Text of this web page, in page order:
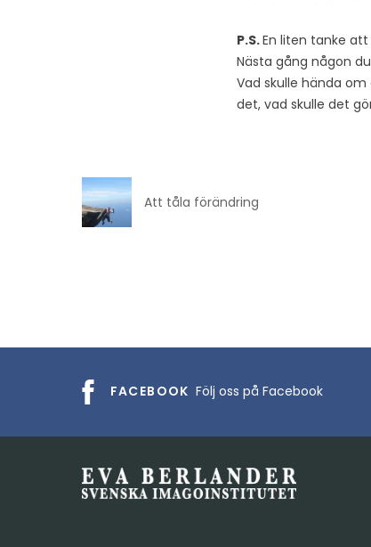
P.S.En liten tanke
Nästa gång någon
Vad skulle hända
det, vad skulle det
Att tåla förändring
FACEBOOK Följ oss på Facebook